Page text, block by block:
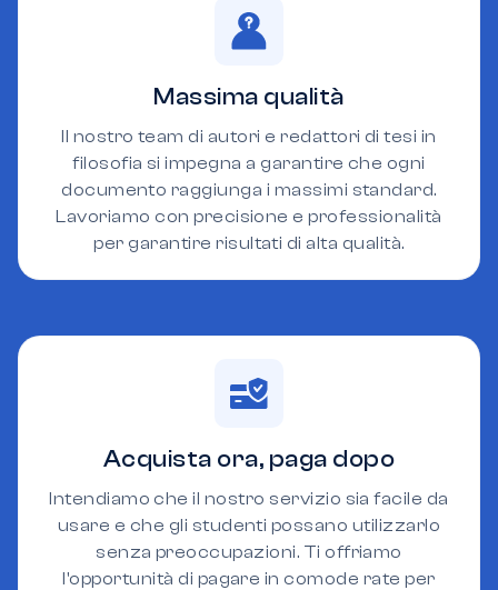
Massima qualità
Il nostro team di autori e redattori di tesi in
filosofia si impegna a garantire che ogni
documento raggiunga i massimi standard.
Lavoriamo con precisione e professionalità
per garantire risultati di alta qualità.
Acquista ora, paga dopo
Intendiamo che il nostro servizio sia facile da
usare e che gli studenti possano utilizzarlo
senza preoccupazioni. Ti offriamo
l'opportunità di pagare in comode rate per